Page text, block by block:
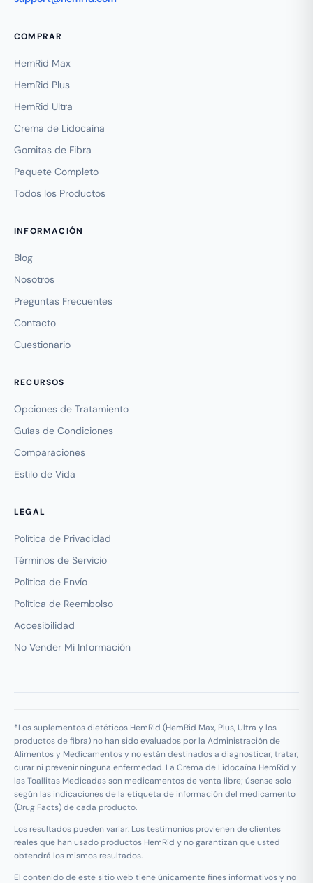
COMPRAR
HemRid Max
HemRid Plus
HemRid Ultra
Crema de Lidocaína
Gomitas de Fibra
Paquete Completo
Todos los Productos
INFORMACIÓN
Blog
Nosotros
Preguntas Frecuentes
Contacto
Cuestionario
RECURSOS
Opciones de Tratamiento
Guías de Condiciones
Comparaciones
Estilo de Vida
LEGAL
Política de Privacidad
Términos de Servicio
Política de Envío
Política de Reembolso
Accesibilidad
No Vender Mi Información
*Los suplementos dietéticos HemRid (HemRid Max, Plus, Ultra y los
productos de fibra) no han sido evaluados por la Administración de
Alimentos y Medicamentos y no están destinados a diagnosticar, tratar,
curar ni prevenir ninguna enfermedad. La Crema de Lidocaína HemRid y
las Toallitas Medicadas son medicamentos de venta libre; úsense solo
según las indicaciones de la etiqueta de información del medicamento
(Drug Facts) de cada producto.
Los resultados pueden variar. Los testimonios provienen de clientes
reales que han usado productos HemRid y no garantizan que usted
obtendrá los mismos resultados.
El contenido de este sitio web tiene únicamente fines informativos y no